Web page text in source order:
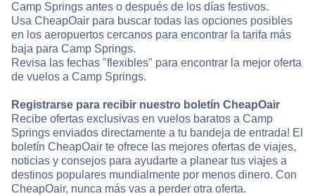
Camp Springs antes o después de los días festivos.
Usa CheapOair para buscar todas las opciones posibles
en los aeropuertos cercanos para encontrar la tarifa más
baja para Camp Springs.
Revisa las fechas "flexibles" para encontrar la mejor oferta
de vuelos a Camp Springs.
Registrarse para recibir nuestro boletín CheapOair
Recibe ofertas exclusivas en vuelos baratos a Camp
Springs enviados directamente a tu bandeja de entrada! El
boletín CheapOair te ofrece las mejores ofertas de viajes,
noticias y consejos para ayudarte a planear tus viajes a
destinos populares mundialmente por menos dinero. Con
CheapOair, nunca más vas a perder otra oferta.